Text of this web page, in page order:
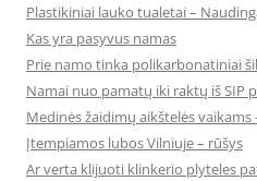
Plastikiniai lauko tualetai –
Kas yra pasyvus namas
Prie namo tinka polikarbonatiniai
Namai nuo pamatų iki raktų iš SIP
Medinės žaidimų aikštelės
Įtempiamos lubos Vilniuje – rūšys
Ar verta klijuoti klinkerio plyteles